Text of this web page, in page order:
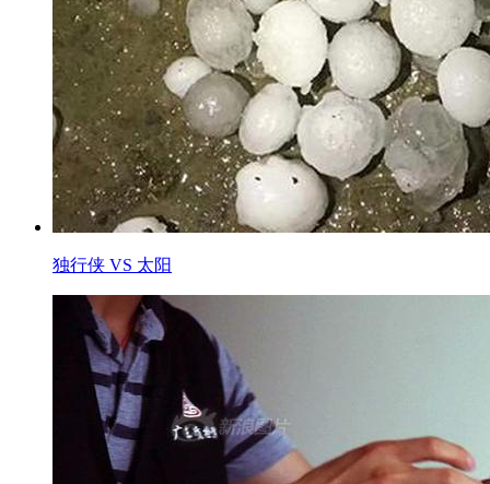
独行侠 VS 太阳